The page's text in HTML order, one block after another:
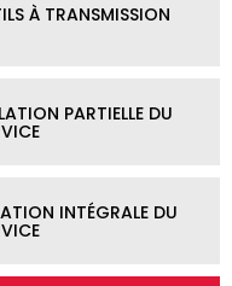
À TRANSMISSION
PARTIELLE DU
INTÉGRALE DU